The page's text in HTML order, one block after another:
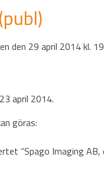
29 april 2014 kl.
april 2014.
göras:
“Spago Imaging